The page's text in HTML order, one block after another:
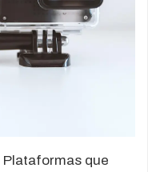
Plataformas que